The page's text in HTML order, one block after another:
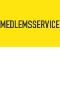
MEDLEMSSERVICE